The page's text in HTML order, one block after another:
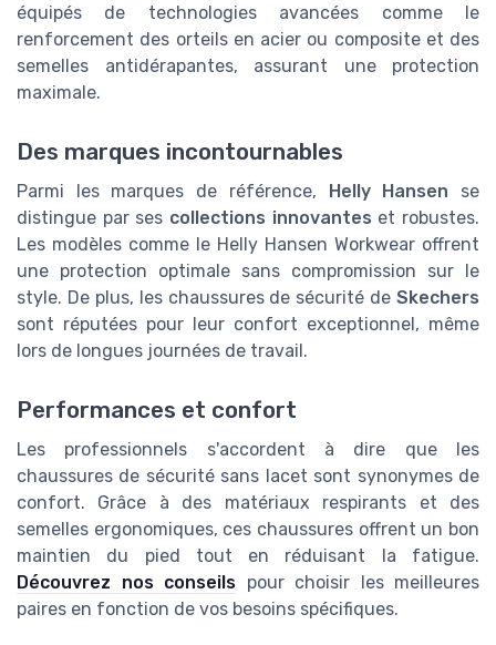
équipés de technologies avancées comme le
renforcement des orteils en acier ou composite et des
semelles antidérapantes, assurant une protection
maximale.
Des marques incontournables
Parmi les marques de référence, Helly Hansen se
distingue par ses collections innovantes et robustes.
Les modèles comme le Helly Hansen Workwear offrent
une protection optimale sans compromission sur le
style. De plus, les chaussures de sécurité de Skechers
sont réputées pour leur confort exceptionnel, même
lors de longues journées de travail.
Performances et confort
Les professionnels s'accordent à dire que les
chaussures de sécurité sans lacet sont synonymes de
confort. Grâce à des matériaux respirants et des
semelles ergonomiques, ces chaussures offrent un bon
maintien du pied tout en réduisant la fatigue.
Découvrez nos conseils pour choisir les meilleures
paires en fonction de vos besoins spécifiques.